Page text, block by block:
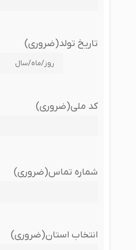
تاریخ تولد(ضروری)
slash
کد ملی(ضروری)
شماره تماس(ضروری)
انتخاب استان(ضروری)